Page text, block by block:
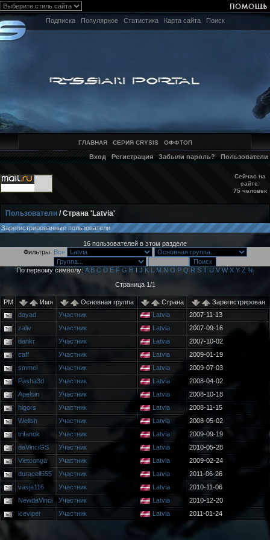
Подписка Популярное Статистика Карта сайта Поиск
ГЛАВНАЯ СЕРИЯ CRYSIS ОФФТОП
Вход Регистрация Забыли пароль? Пользователи
Сейчас на
сайте:
75 человек
Пользователи / Страна 'Latvia'
Зарегистрированные пользователи
16 пользователей в этом разделе
Фильтры: Все
По первому символу: A B C D E F G H I J K L M N O P Q R S T U V W X Y Z %
Страница 1/1
PM Имя Основная группа Страна
Зарегистрирован
dayad
Участник Latvia
2007-11-13
zaliv
Участник Latvia
2007-09-16
dankr
Участник Latvia
2007-10-02
caff
Участник Latvia
2009-01-19
smmei
Участник Latvia
2009-07-03
Pasha3d
Участник Latvia
2008-04-02
Apelsin
Участник Latvia
2008-10-18
higors
Участник Latvia
2008-11-15
Wellsh
Участник Latvia
2008-05-02
trifanok
Участник Latvia
2009-09-19
daVinciGS
Участник Latvia
2010-05-28
Vietconga
Участник Latvia
2009-02-24
duracell555
Участник Latvia
2011-06-26
vasja116
Участник Latvia
2010-11-06
NewdaVinci
Участник Latvia
2010-12-20
iceviper
Участник Latvia 2011-01-24